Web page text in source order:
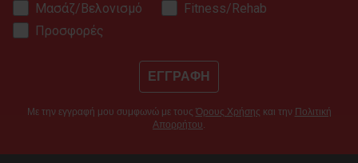
Μασάζ/Βελονισμό
Fitness/Rehab
Προσφορές
ΕΓΓΡΑΦΗ
Με την εγγραφή μου συμφωνώ με τους Όρους Χρήσης και την Πολιτική
Απορρήτου